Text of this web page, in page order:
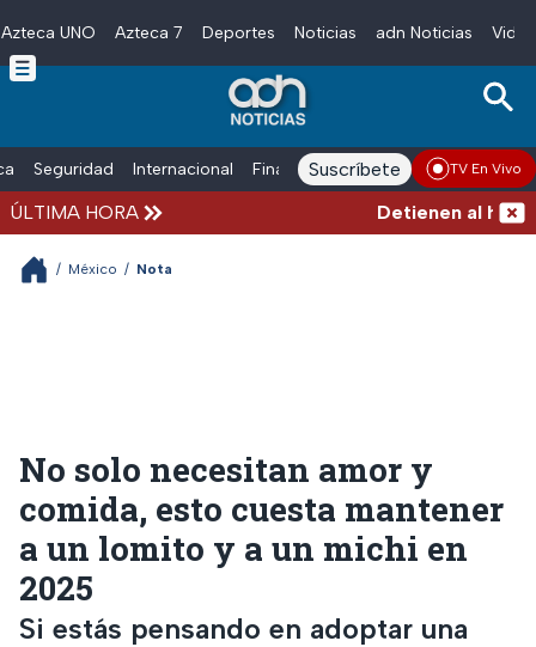
Skip to main content
Azteca UNO Azteca 7 Deportes Noticias adn Noticias
Seguridad Internacional Finanzas adn Noticias Radio
Suscríbete TV En Vivo
ÚLTIMA HORA Detienen al
/ México / Nota
No solo necesitan amor y
comida, esto cuesta mantener
a un lomito y a un michi en
2025
Si estás pensando en adoptar una